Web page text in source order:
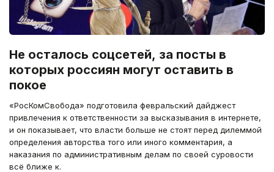
Не осталось соцсетей, за посты в
которых россиян могут оставить в
покое
«РосКомСвобода» подготовила февральский дайджест
привлечения к ответственности за высказывания в интернете,
и он показывает, что власти больше не стоят перед дилеммой
определения авторства того или иного комментария, а
наказания по административным делам по своей суровости
всё ближе к.